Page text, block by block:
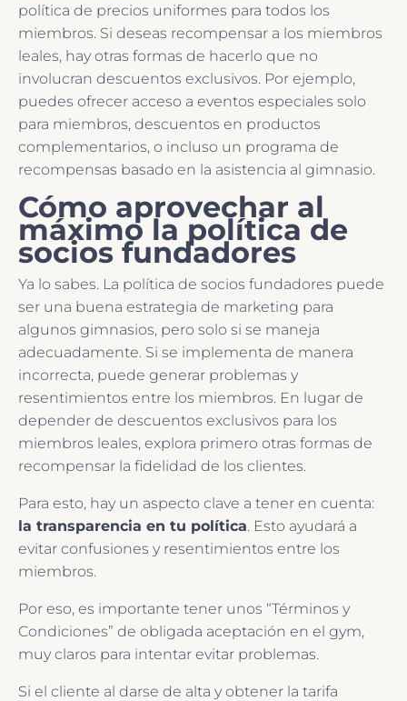
política de precios uniformes para todos los
miembros. Si deseas recompensar a los miembros
leales, hay otras formas de hacerlo que no
involucran descuentos exclusivos. Por ejemplo,
puedes ofrecer acceso a eventos especiales solo
para miembros, descuentos en productos
complementarios, o incluso un programa de
recompensas basado en la asistencia al gimnasio.
Cómo aprovechar al
máximo la política de
socios fundadores
Ya lo sabes. La política de socios fundadores puede
ser una buena estrategia de marketing para
algunos gimnasios, pero solo si se maneja
adecuadamente. Si se implementa de manera
incorrecta, puede generar problemas y
resentimientos entre los miembros. En lugar de
depender de descuentos exclusivos para los
miembros leales, explora primero otras formas de
recompensar la fidelidad de los clientes.
Para esto, hay un aspecto clave a tener en cuenta:
la transparencia en tu política. Esto ayudará a
evitar confusiones y resentimientos entre los
miembros.
Por eso, es importante tener unos “Términos y
Condiciones” de obligada aceptación en el gym,
muy claros para intentar evitar problemas.
Si el cliente al darse de alta y obtener la tarifa